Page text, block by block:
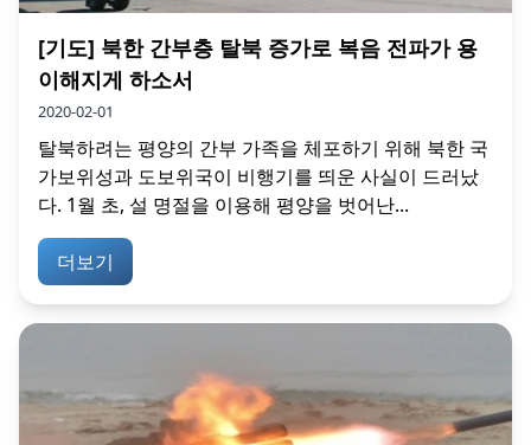
[기도] 북한 간부층 탈북 증가로 복음 전파가 용
이해지게 하소서
2020-02-01
탈북하려는 평양의 간부 가족을 체포하기 위해 북한 국
가보위성과 도보위국이 비행기를 띄운 사실이 드러났
다. 1월 초, 설 명절을 이용해 평양을 벗어난...
더보기